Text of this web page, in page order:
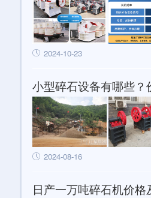
2024-10-23
小型碎石设备有哪些？
2024-08-16
日产一万吨碎石机价格